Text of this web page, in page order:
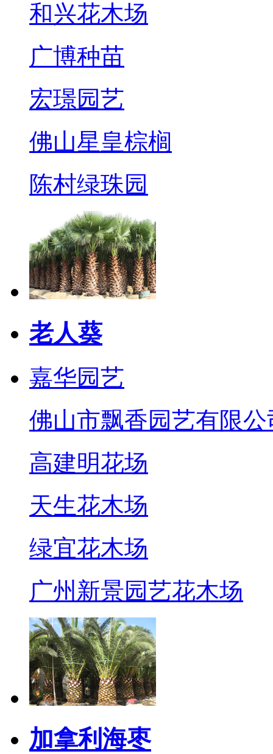
和兴花木场
广博种苗
宏璟园艺
佛山星皇棕榈
陈村绿珠园
老人葵
嘉华园艺
佛山市飘香园艺有限公
高建明花场
天生花木场
绿宜花木场
广州新景园艺花木场
加拿利海枣